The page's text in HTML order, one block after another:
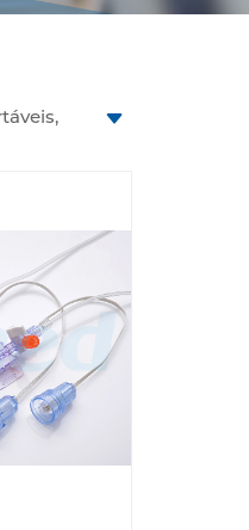
de